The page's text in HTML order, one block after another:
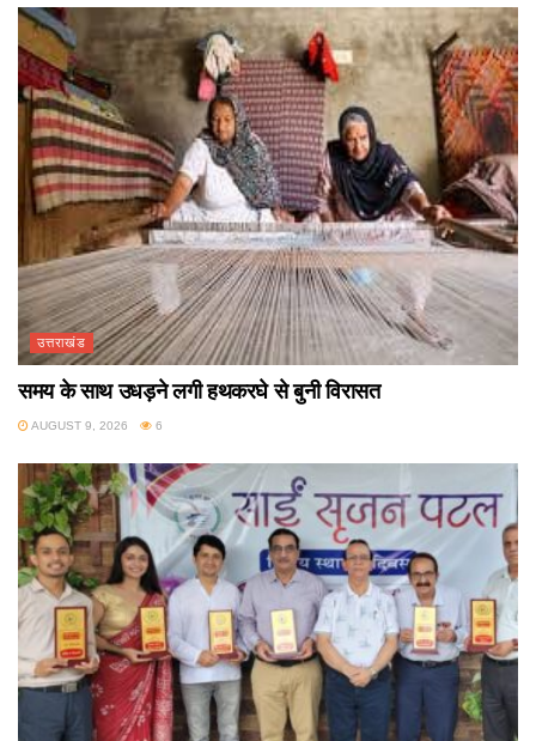
उत्तराखंड
समय के साथ उधड़ने लगी हथकरघे से बुनी विरासत
AUGUST 9, 2026 6